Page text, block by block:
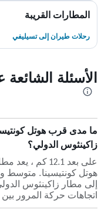
المطارات القريبة
رحلات طيران إلى تسيليفي
الأسئلة
ما مدى قرب هوتل
زاكينثوس الدولي؟
على بعد 12.1
هوتل كونتيسينا. متوسط
اتجاهات حركة المرور